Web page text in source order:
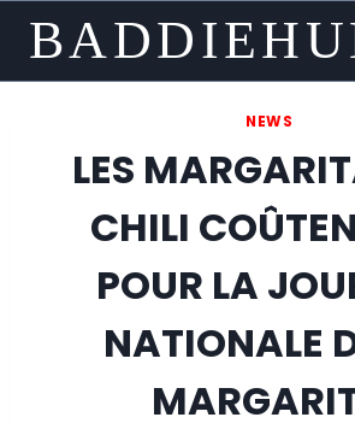
content
NEWS
LES
CHILI
POUR LA
NATIONALE